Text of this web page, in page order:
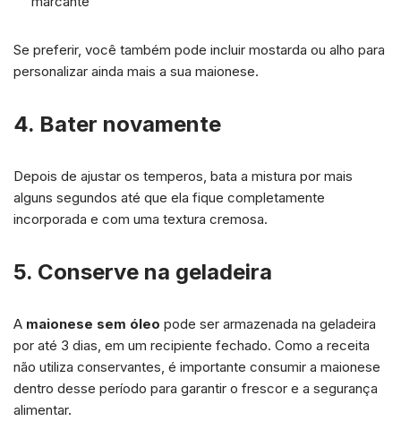
Se preferir, você também pode incluir mostarda ou alho para
personalizar ainda mais a sua maionese.
4. Bater novamente
Depois de ajustar os temperos, bata a mistura por mais
alguns segundos até que ela fique completamente
incorporada e com uma textura cremosa.
5. Conserve na geladeira
A maionese sem óleo pode ser armazenada na geladeira
por até 3 dias, em um recipiente fechado. Como a receita
não utiliza conservantes, é importante consumir a maionese
dentro desse período para garantir o frescor e a segurança
alimentar.